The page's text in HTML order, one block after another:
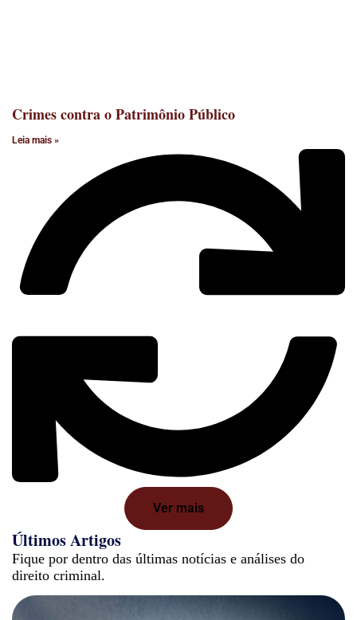
Crimes contra o Patrimônio Público
Leia mais »
Ver mais
Últimos Artigos
Fique por dentro das últimas notícias e análises do
direito criminal.